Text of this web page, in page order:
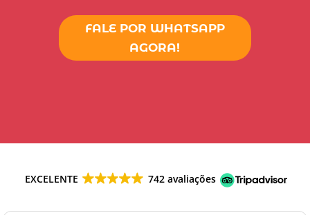
FALE POR WHATSAPP
AGORA!
EXCELENTE 742 avaliações